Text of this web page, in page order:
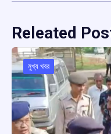
Releated
মুখ্য খবর